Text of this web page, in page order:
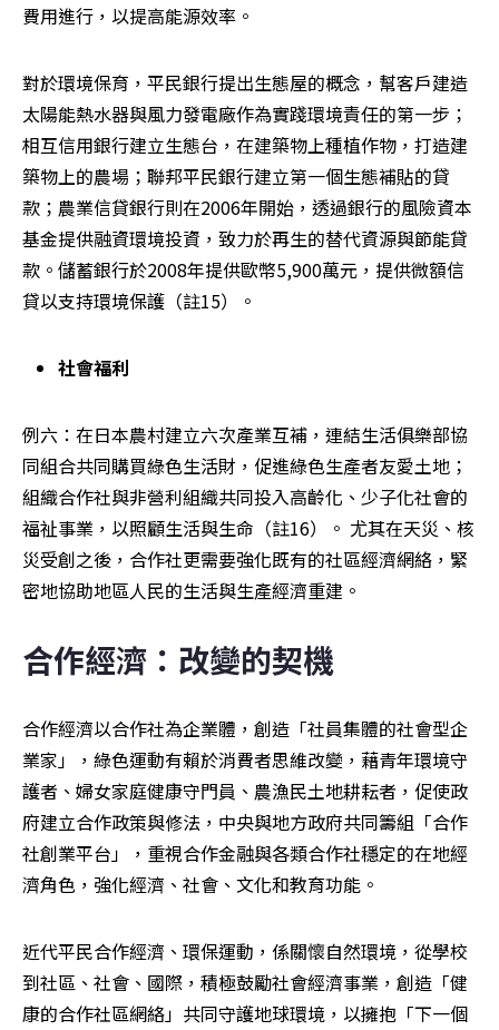
費用進行，以提高能源效率。
對於環境保育，平民銀行提出生態屋的概念，幫客戶建造
太陽能熱水器與風力發電廠作為實踐環境責任的第一步；
相互信用銀行建立生態台，在建築物上種植作物，打造建
築物上的農場；聯邦平民銀行建立第一個生態補貼的貸
款；農業信貸銀行則在2006年開始，透過銀行的風險資本
基金提供融資環境投資，致力於再生的替代資源與節能貸
款。儲蓄銀行於2008年提供歐幣5,900萬元，提供微額信
貸以支持環境保護（註15）。
社會福利
例六：在日本農村建立六次產業互補，連結生活俱樂部協
同組合共同購買綠色生活財，促進綠色生產者友愛土地；
組織合作社與非營利組織共同投入高齡化、少子化社會的
福祉事業，以照顧生活與生命（註16）。 尤其在天災、核
災受創之後，合作社更需要強化既有的社區經濟網絡，緊
密地協助地區人民的生活與生產經濟重建。
合作經濟：改變的契機
合作經濟以合作社為企業體，創造「社員集體的社會型企
業家」，綠色運動有賴於消費者思維改變，藉青年環境守
護者、婦女家庭健康守門員、農漁民土地耕耘者，促使政
府建立合作政策與修法，中央與地方政府共同籌組「合作
社創業平台」，重視合作金融與各類合作社穩定的在地經
濟角色，強化經濟、社會、文化和教育功能。
近代平民合作經濟、環保運動，係關懷自然環境，從學校
到社區、社會、國際，積極鼓勵社會經濟事業，創造「健
康的合作社區網絡」共同守護地球環境，以擁抱「下一個